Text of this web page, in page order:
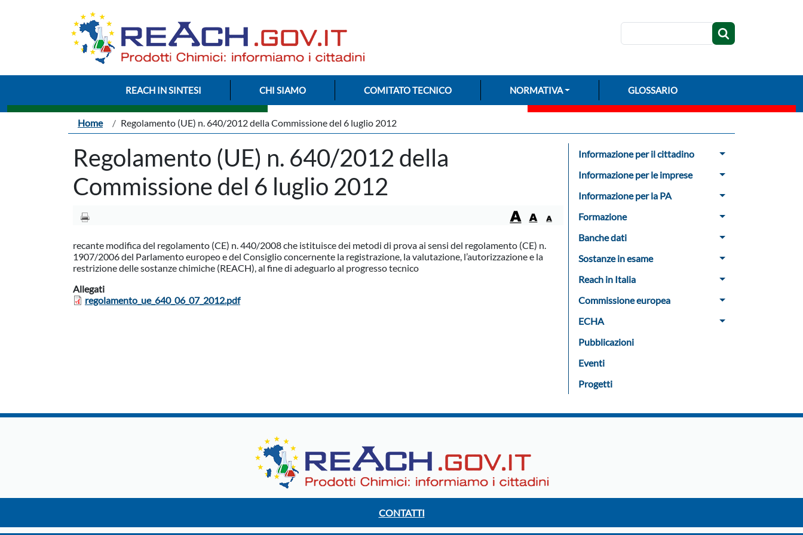
Menu Intestazione
REACH IN SINTESI CHI SIAMO COMITATO TECNICO NORMATIVA GLOSSARIO
Briciole di pane
Home Regolamento (UE) n. 640/2012 della Commissione del 6 luglio 2012
Regolamento (UE) n. 640/2012 della
Commissione del 6 luglio 2012
recante modifica del regolamento (CE) n. 440/2008 che istituisce dei metodi di prova ai sensi del regolamento (CE) n.
1907/2006 del Parlamento europeo e del Consiglio concernente la registrazione, la valutazione, l’autorizzazione e la
restrizione delle sostanze chimiche (REACH), al fine di adeguarlo al progresso tecnico
Allegati
regolamento_ue_640_06_07_2012.pdf
Menu Sidebar
Informazione per il cittadino
Informazione per le imprese
Informazione per la PA
Formazione
Banche dati
Sostanze in esame
Reach in Italia
Commissione europea
ECHA
Pubblicazioni
Eventi
Progetti
CONTATTI